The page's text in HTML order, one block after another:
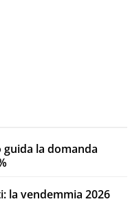
guida la domanda
la vendemmia 2026